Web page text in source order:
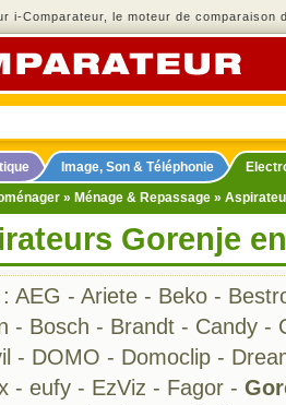
i-Comparateur, le moteur de comparaison
Image, Son & Téléphonie
» Ménage & Repassage »
Gorenje
: AEG - Ariete - Beko -
- Bosch - Brandt - Candy -
- DOMO - Domoclip -
- eufy - EzViz - Fagor -